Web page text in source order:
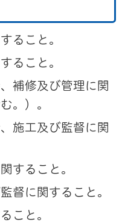
ること。
ること。
補修及び管理に関
。）。
施工及び監督に関
すること。
督に関すること。
こと。